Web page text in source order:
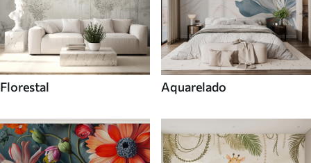
Florestal Aquarelado